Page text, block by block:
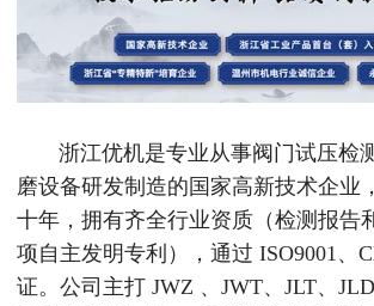
浙江优机是专业从事阀门试压检
磨设备研发制造的国家高新技术企业
十年，拥有齐全行业资质（检测报告
项自主发明专利），通过 ISO9001、
证。公司主打 JWZ 、JWT、JLT、